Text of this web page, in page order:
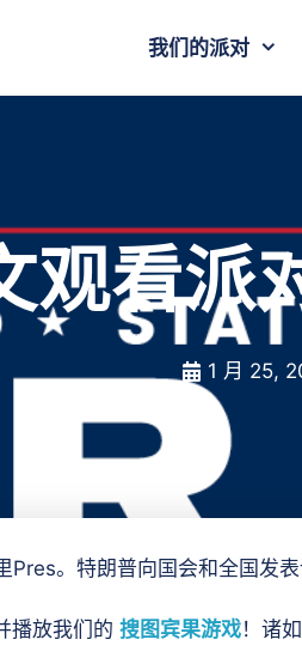
我们的派对
观看派
1 月 25,
Pres。特朗普向国会和全国发
播放我们的 搜图宾果游戏！诸